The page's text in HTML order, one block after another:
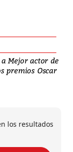
Mejor actor de
premios Oscar
los resultados